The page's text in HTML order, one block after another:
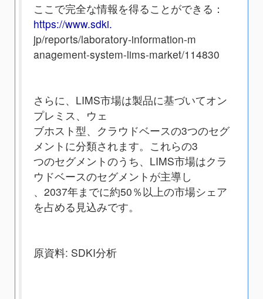
ここで完全な情報を得ることができる：
https://www.sdki.
jp/reports/laboratory-information-m
anagement-system-lims-market/114830
さらに、LIMS市場は製品に基づいてオン
プレミス、ウェ
ブホスト型、クラウドベースの3つのセグ
メントに分類されます。これらの3
つのセグメントのうち、LIMS市場はクラ
ウドベースのセグメントが主導し
、2037年までに約50％以上の市場シェア
を占める見込みです。
原資料: SDKI分析